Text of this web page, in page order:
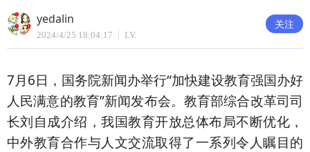
yedalin
2024/4/25 18:04:17 LV.
关注
7月6日，国务院新闻办举行“加快建设教育强国办好
人民满意的教育”新闻发布会。教育部综合改革司司
长刘自成介绍，我国教育开放总体布局不断优化，
中外教育合作与人文交流取得了一系列令人瞩目的